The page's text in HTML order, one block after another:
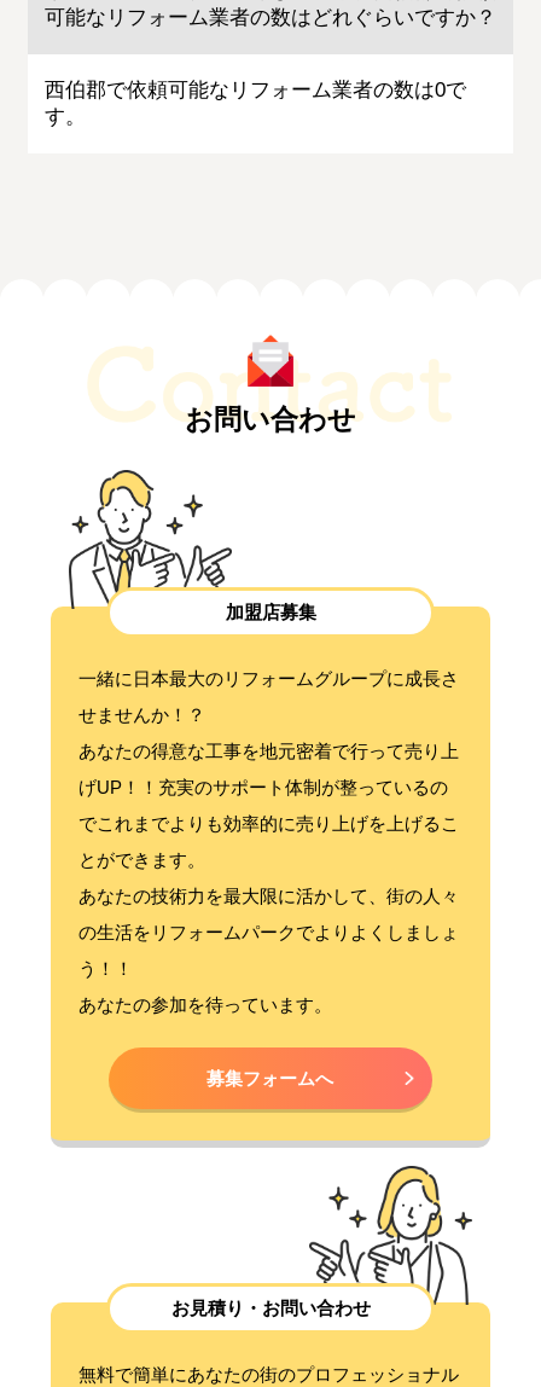
可能なリフォーム業者の数はどれぐらいですか？
西伯郡で依頼可能なリフォーム業者の数は0で
す。
お問い合わせ
加盟店募集
一緒に日本最大のリフォームグループに成長さ
せませんか！？
あなたの得意な工事を地元密着で行って売り上
げUP！！充実のサポート体制が整っているの
でこれまでよりも効率的に売り上げを上げるこ
とができます。
あなたの技術力を最大限に活かして、街の人々
の生活をリフォームパークでよりよくしましょ
う！！
あなたの参加を待っています。
募集フォームへ
お見積り・お問い合わせ
無料で簡単にあなたの街のプロフェッショナル